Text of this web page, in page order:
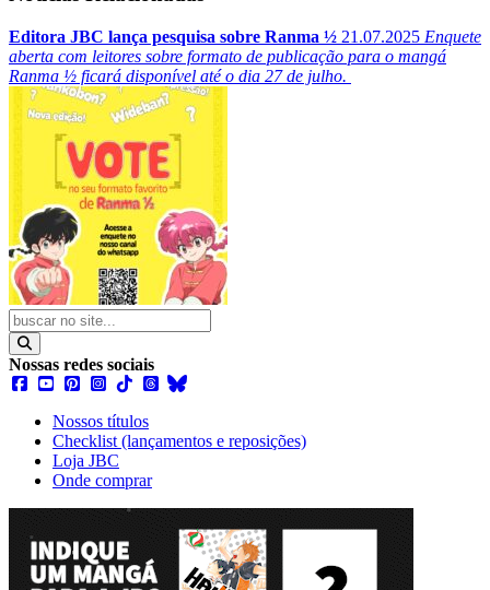
Editora JBC lança pesquisa sobre Ranma ½ 21.07.2025 Enquete
aberta com leitores sobre formato de publicação para o mangá
Ranma ½ ficará disponível até o dia 27 de julho.
Nossas redes sociais
Nossos títulos
Checklist (lançamentos e reposições)
Loja JBC
Onde comprar